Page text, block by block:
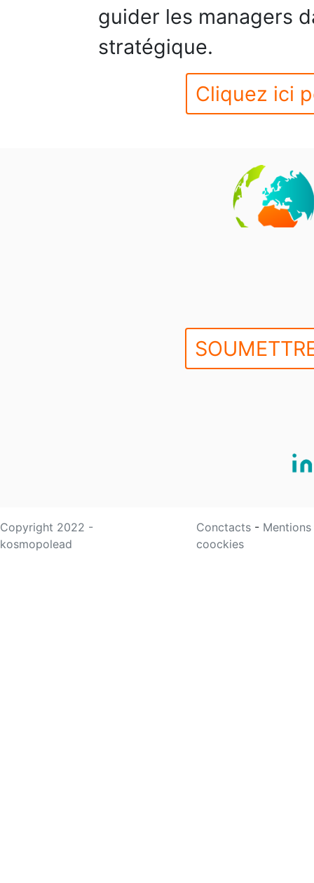
guider les managers
stratégique.
Cliquez ici
Copyright 2022 -
kosmopolead
Conctacts -
coockies